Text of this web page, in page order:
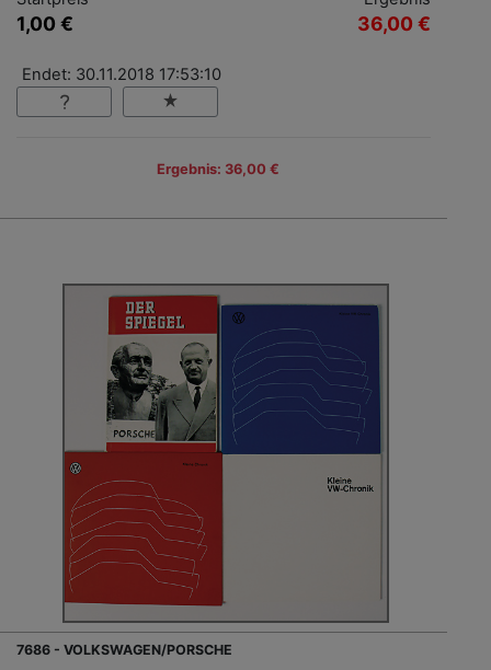
1,00 € 36,00 €
Endet: 30.11.2018 17:53:10
Ergebnis: 36,00 €
7686 - VOLKSWAGEN/PORSCHE